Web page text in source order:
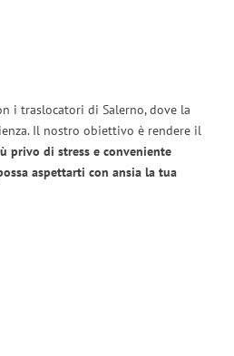
i traslocatori di Salerno, dove la
Il nostro obiettivo è rendere il
privo di stress e conveniente
aspettarti con ansia la tua